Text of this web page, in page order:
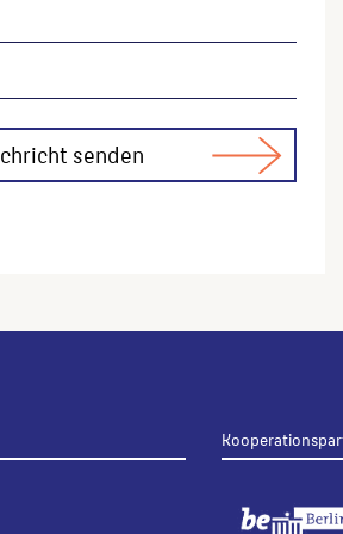
zur